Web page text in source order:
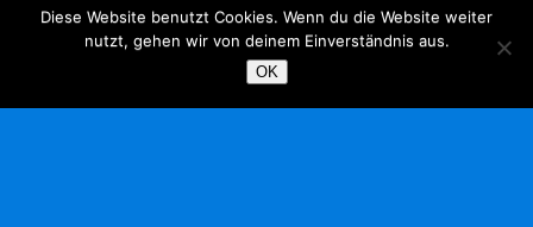
Mobil Desktop
Diese Website benutzt Cookies. Wenn du die Website weiter
nutzt, gehen wir von deinem Einverständnis aus.
OK